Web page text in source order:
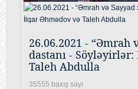
26.06.2021 - “Əmrah
dastanı -
Taleh Abdulla
35555 baxış sayı